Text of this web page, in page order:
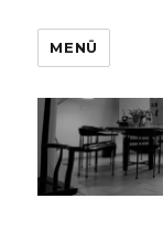
MENÜ